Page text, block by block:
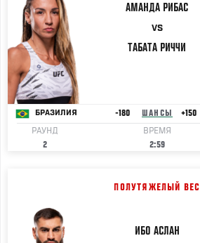
АМАНДА РИБАС
VS
ТАБАТА РИЧЧИ
БРАЗИЛИЯ -180 ШАНСЫ +150
РАУНД
2
ВРЕМЯ
2:59
ПОЛУТЯЖЕЛЫЙ ВЕС
ИБО АСЛАН